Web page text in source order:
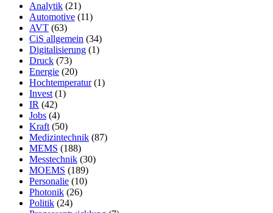
Analytik (21)
Automotive (11)
AVT (63)
CiS allgemein (34)
Digitalisierung (1)
Druck (73)
Energie (20)
Hochtemperatur(1)
Invest (1)
IR (42)
Jobs (4)
Kraft (50)
Medizintechnik (87)
MEMS (188)
Messtechnik (30)
MOEMS (189)
Personalie (10)
Photonik (26)
Politik (24)